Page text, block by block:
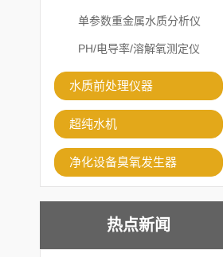
线观看
单参数重金属水质分析仪
PH/电导率/溶解氧测定仪
水质前处理仪器
超纯水机
净化设备臭氧发生器
热点新闻